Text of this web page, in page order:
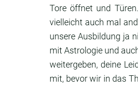
Toreöffnet und Türen.
vielleicht auch mal
unsere Ausbildung ja
mit Astrologie und
weitergeben, deine
mit, bevor wir in das